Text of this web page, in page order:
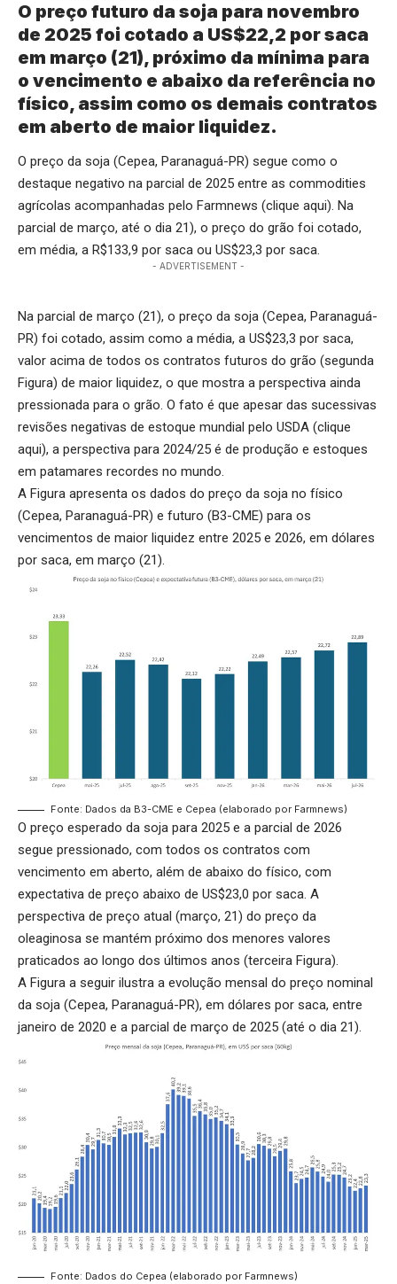
O preço futuro da soja para novembro
de 2025 foi cotado a US$22,2 por saca
em março (21), próximo da mínima para
o vencimento e abaixo da referência no
físico, assim como os demais contratos
em aberto de maior liquidez.
O preço da soja (Cepea, Paranaguá-PR) segue como o
destaque negativo na parcial de 2025 entre as commodities
agrícolas acompanhadas pelo Farmnews (clique aqui). Na
parcial de março, até o dia 21), o preço do grão foi cotado,
em média, a R$133,9 por saca ou US$23,3 por saca.
- ADVERTISEMENT -
Na parcial de março (21), o preço da soja (Cepea, Paranaguá-
PR) foi cotado, assim como a média, a US$23,3 por saca,
valor acima de todos os contratos futuros do grão (segunda
Figura) de maior liquidez, o que mostra a perspectiva ainda
pressionada para o grão. O fato é que apesar das sucessivas
revisões negativas de estoque mundial pelo USDA (clique
aqui), a perspectiva para 2024/25 é de produção e estoques
em patamares recordes no mundo.
A Figura apresenta os dados do preço da soja no físico
(Cepea, Paranaguá-PR) e futuro (B3-CME) para os
vencimentos de maior liquidez entre 2025 e 2026, em dólares
por saca, em março (21).
Fonte: Dados da B3-CME e Cepea (elaborado por Farmnews)
O preço esperado da soja para 2025 e a parcial de 2026
segue pressionado, com todos os contratos com
vencimento em aberto, além de abaixo do físico, com
expectativa de preço abaixo de US$23,0 por saca. A
perspectiva de preço atual (março, 21) do preço da
oleaginosa se mantém próximo dos menores valores
praticados ao longo dos últimos anos (terceira Figura).
A Figura a seguir ilustra a evolução mensal do preço nominal
da soja (Cepea, Paranaguá-PR), em dólares por saca, entre
janeiro de 2020 e a parcial de março de 2025 (até o dia 21).
Fonte: Dados do Cepea (elaborado por Farmnews)